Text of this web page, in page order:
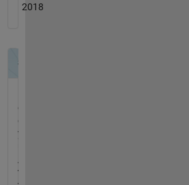
2018